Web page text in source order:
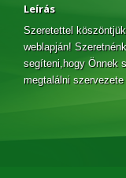
Leírás
Szeretettel
weblapján!
segíteni,hogy Önnek
megtalálni szervezete